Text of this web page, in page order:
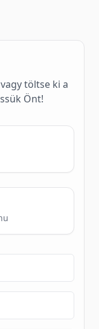
töltse ki a
Önt!